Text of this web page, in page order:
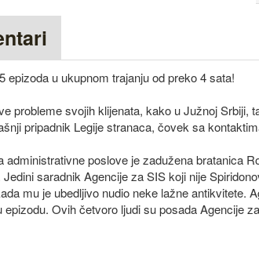
u ukupnom trajanju od preko 4 sata!
probleme svojih klijenata, kako u Južnoj Srbiji,
pripadnik Legije stranaca, čovek sa
poslove je zadužena bratanica
saradnik Agencije za SIS koji nije
mu je ubedljivo nudio neke lažne antikvitete.
Ovih četvoro ljudi su posada Agencije